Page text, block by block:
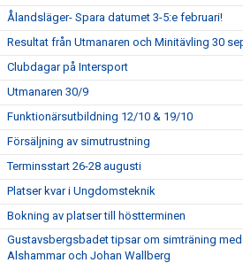
Ålandsläger- Spara datumet 3-5:e februari!
Resultat från Utmanaren och Minitävling 30
Clubdagar på Intersport
Utmanaren 30/9
Funktionärsutbildning 12/10 & 19/10
Försäljning av simutrustning
Terminsstart 26-28 augusti
Platser kvar i Ungdomsteknik
Bokning av platser till höstterminen
Gustavsbergsbadet tipsar om simträning med
Alshammar och Johan Wallberg